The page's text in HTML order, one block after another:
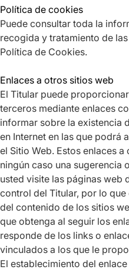
Política de cookies
Puede consultar toda la
recogida y tratamiento de
Política de Cookies.
Enlaces a otros sitios web
El Titular puede
terceros mediante enlaces
informar sobre la existencia
en Internet en las que podrá
el Sitio Web. Estos enlaces
ningún caso una sugerencia
usted visite las páginas web
control del Titular, por lo
del contenido de los sitios
que obtenga al seguir los
responde de los links o
vinculados a los que le
El establecimiento del